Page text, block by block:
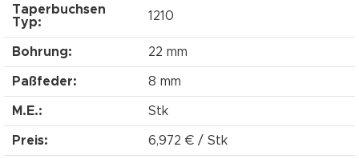
Taperbuchsen
Typ:
1210
Bohrung: 22 mm
Paßfeder: 8 mm
M.E.: Stk
Preis: 6,972 € / Stk